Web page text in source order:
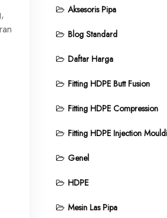
Aksesoris Pipa
Blog Standard
Daftar Harga
Fitting HDPE Butt Fusion
Fitting HDPE Compression
Fitting HDPE Injection
Genel
HDPE
Mesin Las Pipa